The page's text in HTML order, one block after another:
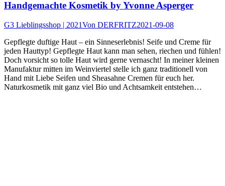
Handgemachte Kosmetik by Yvonne Asperger
G3 Lieblingsshop | 2021Von DERFRITZ2021-09-08
Gepflegte duftige Haut – ein Sinneserlebnis! Seife und Creme für
jeden Hauttyp! Gepflegte Haut kann man sehen, riechen und fühlen!
Doch vorsicht so tolle Haut wird gerne vernascht! In meiner kleinen
Manufaktur mitten im Weinviertel stelle ich ganz traditionell von
Hand mit Liebe Seifen und Sheasahne Cremen für euch her.
Naturkosmetik mit ganz viel Bio und Achtsamkeit entstehen…